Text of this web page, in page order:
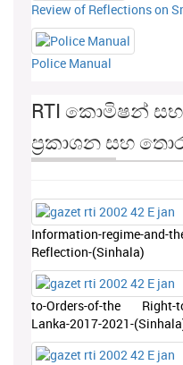
Review of Reflections on
Police Manual
RTI කොමිෂන්
ප්‍රකාශන සහ
Information-regime-and-
Reflection-(Sinhala)
to-Orders-of-the Right-
Lanka-2017-2021-